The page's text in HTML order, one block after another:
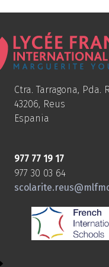
Ctra. Tarragona, Pda.
43206, Reus
Espania
977 77 19 17
977 30 03 64